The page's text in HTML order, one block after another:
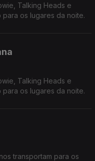
Talking Heads e
os lugares da noite.
Talking Heads e
os lugares da noite.
transportam para os